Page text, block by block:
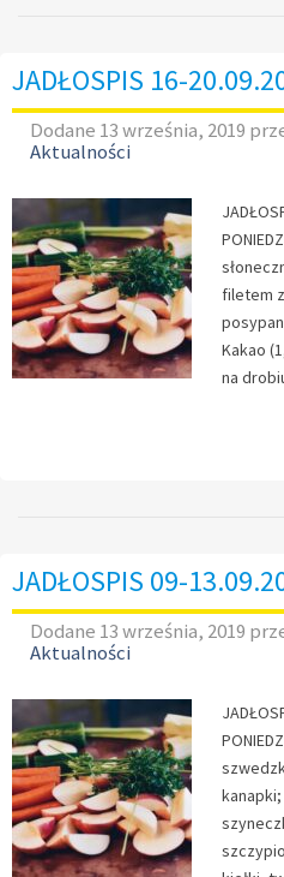
JADŁOSPIS 16-
Dodane 13 września, 2019
Aktualności
filetem
Kakao
na
JADŁOSPIS 09-
Dodane 13 września, 2019
Aktualności